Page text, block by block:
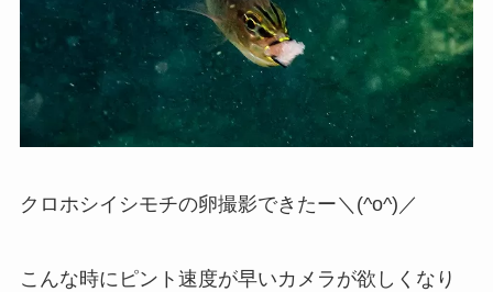
クロホシイシモチの卵撮影できたー＼(^o^)／
こんな時にピント速度が早いカメラが欲しくなり